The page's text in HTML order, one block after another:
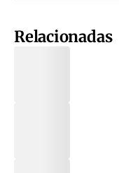
Relacionadas